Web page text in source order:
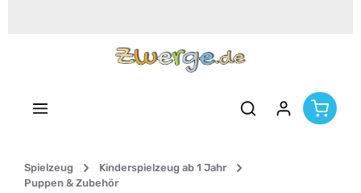
Spielzeug
Kinderspielzeug ab 1 Jahr
Puppen & Zubehör